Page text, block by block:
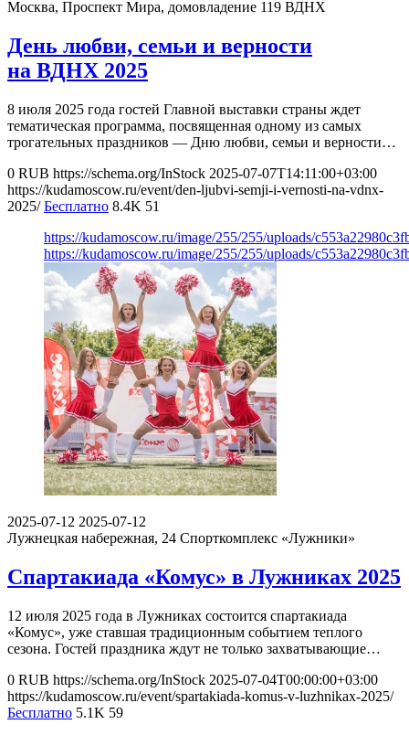
Москва, Проспект Мира, домовладение 119 ВДНХ
День любви, семьи и верности
на ВДНХ 2025
8 июля 2025 года гостей Главной выставки страны ждет
тематическая программа, посвященная одному из самых
трогательных праздников — Дню любви, семьи и верности…
0 RUB https://schema.org/InStock 2025-07-07T14:11:00+03:00
https://kudamoscow.ru/event/den-ljubvi-semji-i-vernosti-na-vdnx-
2025/ Бесплатно 8.4K 51
https://kudamoscow.ru/image/255/255/uploads/
https://kudamoscow.ru/image/255/255/uploads/
2025-07-12 2025-07-12
Лужнецкая набережная, 24 Спорткомплекс «Лужники»
Спартакиада «Комус» в Лужниках 2025
12 июля 2025 года в Лужниках состоится спартакиада
«Комус», уже ставшая традиционным событием теплого
сезона. Гостей праздника ждут не только захватывающие…
0 RUB https://schema.org/InStock 2025-07-04T00:00:00+03:00
https://kudamoscow.ru/event/spartakiada-komus-v-luzhnikax-2025/
Бесплатно 5.1K 59